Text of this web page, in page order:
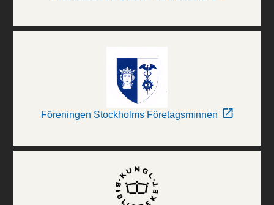
Föreningen Stockholms Företagsminnen